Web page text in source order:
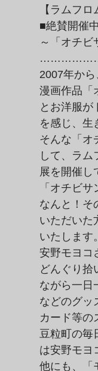
【ラムフ
■絶賛開催
～「オチビ
2007年か
漫画作品「
とお洋服が
を感じ、生
そんな「オ
して、ラム
展を開催
「オチビ
なんと！そ
いただいた
いたします
安野モヨコ
どんぐり拾
ながら一日
などのグッ
カード等の
豆粒町の毎
は安野モ
他にも、「